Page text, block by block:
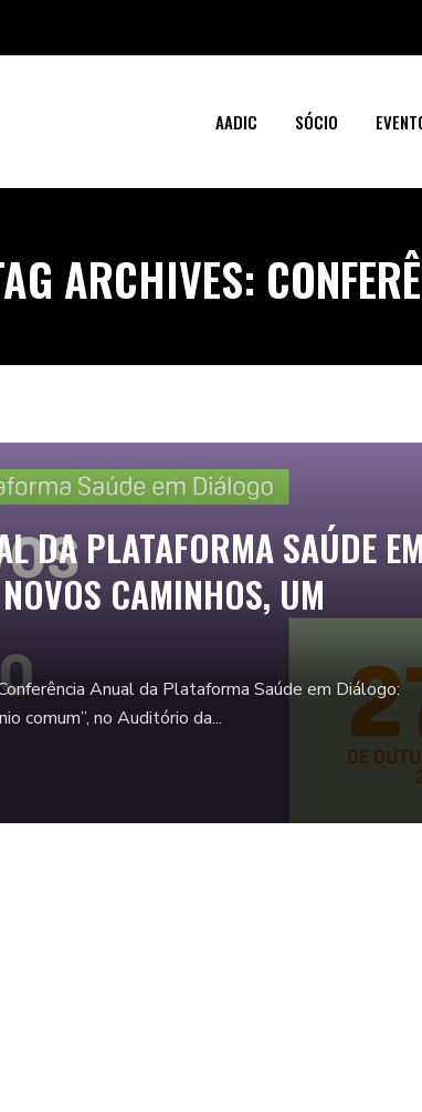
AADIC SÓCIO
ARCHIVES:
DA PLATAFORMA SAÚDE EM
CAMINHOS, UM
Anual da Plataforma Saúde em Diálogo:
comum”, no Auditório da...